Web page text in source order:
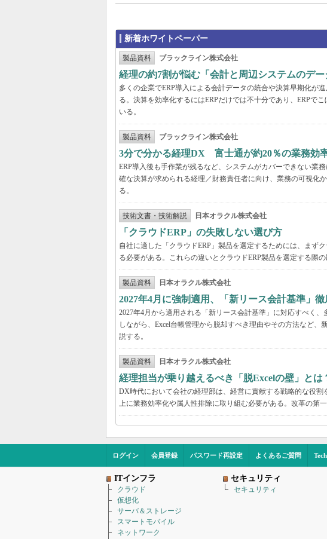
新着ホワイトペーパー
製品資料 ブラックライン株式会社
経理の約7割が悩む「会計と周辺システムのデ
多くの企業でERP導入による会計データの統合や決算早期化が
る。決算を効率化するにはERPだけでは不十分であり、ERPで
いる。
製品資料 ブラックライン株式会社
3分で分かる経理DX 富士通が約20％の業務効
ERP導入後も手作業が残るなど、システムがカバーできない業
確な決算が求められる経理／財務責任者に向け、業務の可視化
る。
技術文書・技術解説 日本オラクル株式会社
「クラウドERP」の失敗しない選び方
自社に適した「クラウドERP」製品を選定するためには、まず
る必要がある。これらの違いとクラウドERP製品を選定する際の
製品資料 日本オラクル株式会社
2027年4月に強制適用、「新リース会計基準」
2027年4月から適用される「新リース会計基準」に対応すべく
しながら、Excel台帳管理から脱却すべき理由やその方法など
説する。
製品資料 日本オラクル株式会社
経理担当が乗り越えるべき「脱Excelの壁」とは
DX時代において会社の経理部は、経営に貢献する戦略的な役
上に業務効率化や属人性排除に取り組む必要がある。改革の第
ログイン 会員登録 パスワード再設定 よくあるご質問
ITインフラ
クラウド
仮想化
サーバ＆ストレージ
スマートモバイル
ネットワーク
セキュリティ
セキュリティ